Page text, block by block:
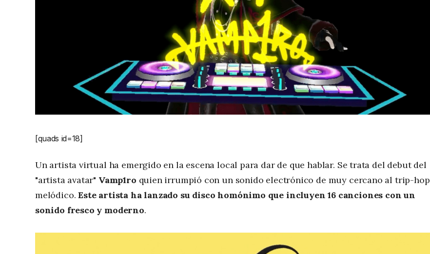
[quads id=18]
Un artista virtual ha emergido en la escena local para dar de que hablar. Se trata del debut del
"artista avatar" Vamp1ro quien irrumpió con un sonido electrónico de muy cercano al trip-hop
melódico.Este artista ha lanzado su disco homónimo que incluyen 16 canciones con un
sonido fresco y moderno.